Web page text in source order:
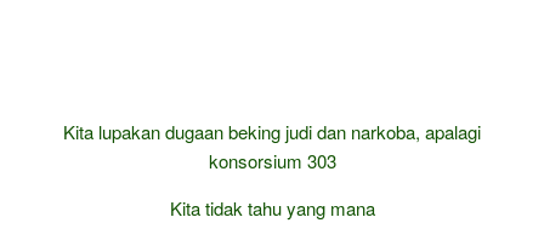
Kita lupakan dugaan beking judi dan narkoba, apalagi
konsorsium 303
Kita tidak tahu yang mana